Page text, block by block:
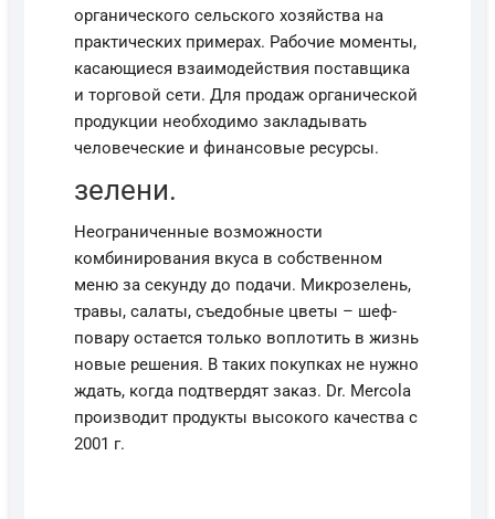
органического сельского хозяйства на
практических примерах. Рабочие моменты,
касающиеся взаимодействия поставщика
и торговой сети. Для продаж органической
продукции необходимо закладывать
человеческие и финансовые ресурсы.
зелени.
Неограниченные возможности
комбинирования вкуса в собственном
меню за секунду до подачи. Микрозелень,
травы, салаты, съедобные цветы – шеф-
повару остается только воплотить в жизнь
новые решения. В таких покупках не нужно
ждать, когда подтвердят заказ. Dr. Mercola
производит продукты высокого качества с
2001 г.